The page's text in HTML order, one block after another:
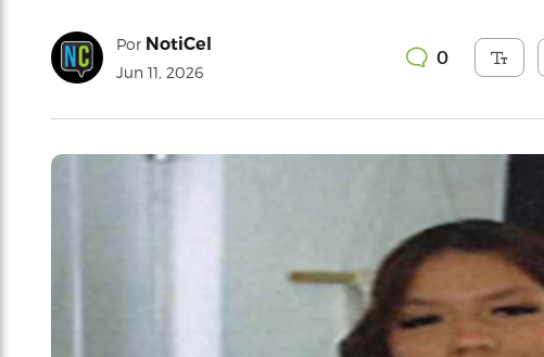
Por NotiCel
Jun 11, 2026
0